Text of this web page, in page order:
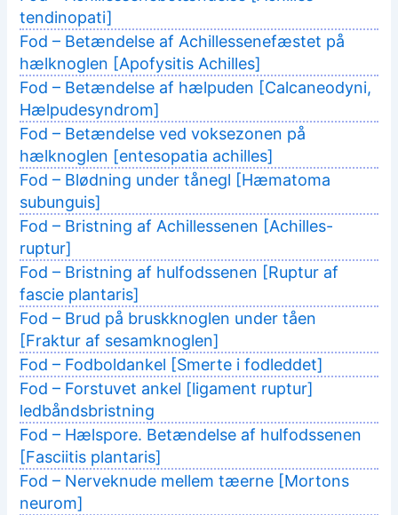
tendinopati]
Fod – Betændelse af Achillessenefæstet på
hælknoglen [Apofysitis Achilles]
Fod – Betændelse af hælpuden [Calcaneodyni,
Hælpudesyndrom]
Fod – Betændelse ved voksezonen på
hælknoglen [entesopatia achilles]
Fod – Blødning under tånegl [Hæmatoma
subunguis]
Fod – Bristning af Achillessenen [Achilles-
ruptur]
Fod – Bristning af hulfodssenen [Ruptur af
fascie plantaris]
Fod – Brud på bruskknoglen under tåen
[Fraktur af sesamknoglen]
Fod – Fodboldankel [Smerte i fodleddet]
Fod – Forstuvet ankel [ligament ruptur]
ledbåndsbristning
Fod – Hælspore. Betændelse af hulfodssenen
[Fasciitis plantaris]
Fod – Nerveknude mellem tæerne [Mortons
neurom]